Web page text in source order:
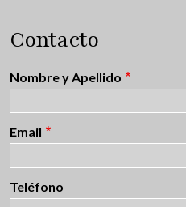
Contacto
Nombre y Apellido
Email
Teléfono